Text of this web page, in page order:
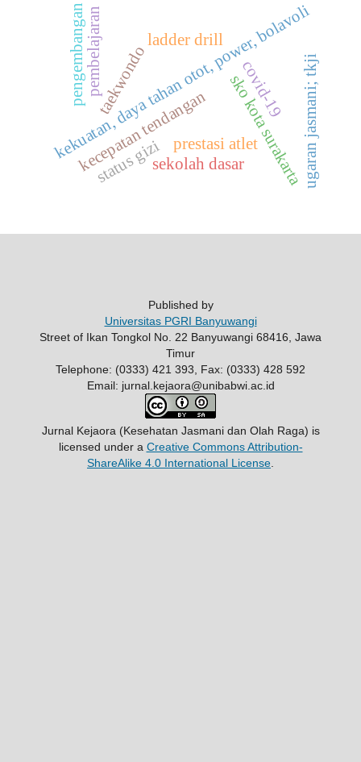
kekuatan, daya tahan otot, power, bolavoli
taekwondo
ladder drill
sko kota surakarta
prestasi atlet
kecepatan tendangan
pembelajaran
pengembangan ugaran jasmani; tkji
covid-19
status gizisekolah dasar
Published by
Universitas PGRI Banyuwangi
Street of Ikan Tongkol No. 22 Banyuwangi 68416, Jawa
Timur
Telephone: (0333) 421 393, Fax: (0333) 428 592
Email: jurnal.kejaora@unibabwi.ac.id
Jurnal Kejaora (Kesehatan Jasmani dan Olah Raga) is
licensed under a Creative Commons Attribution-
ShareAlike 4.0 International License